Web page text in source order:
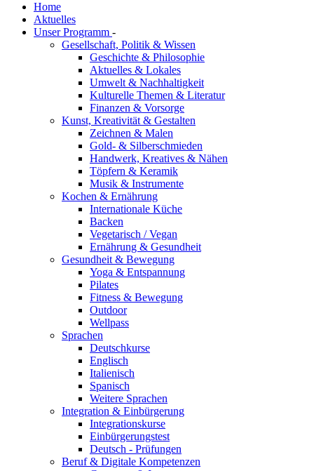
Home
Aktuelles
Unser Programm -
Gesellschaft, Politik & Wissen
Geschichte & Philosophie
Aktuelles & Lokales
Umwelt & Nachhaltigkeit
Kulturelle Themen & Literatur
Finanzen & Vorsorge
Kunst, Kreativität & Gestalten
Zeichnen & Malen
Gold- & Silberschmieden
Handwerk, Kreatives & Nähen
Töpfern & Keramik
Musik & Instrumente
Kochen & Ernährung
Internationale Küche
Backen
Vegetarisch / Vegan
Ernährung & Gesundheit
Gesundheit & Bewegung
Yoga & Entspannung
Pilates
Fitness & Bewegung
Outdoor
Wellpass
Sprachen
Deutschkurse
Englisch
Italienisch
Spanisch
Weitere Sprachen
Integration & Einbürgerung
Integrationskurse
Einbürgerungstest
Deutsch - Prüfungen
Beruf & Digitale Kompetenzen